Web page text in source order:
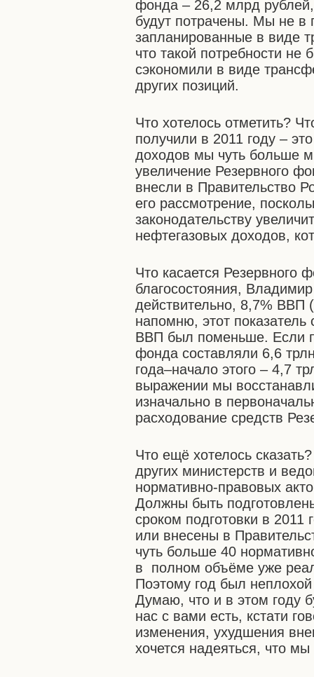
фонда – 26,2 млрд
будут потрачены. Мы не в
запланированные в виде
что такой потребности
сэкономили в виде
других позиций.
Что хотелось отметить?
получили в 2011 году –
доходов мы чуть больше
увеличение Резервного
внесли в Правительство
его рассмотрение,
законодательству
нефтегазовых доходов,
Что касается Резервного
благосостояния,
действительно, 8,7% ВВП
напомню, этот
ВВП был поменьше. Если
фонда составляли 6,6
года–начало этого – 4,7
выражении мы
изначально в
расходование средств
Что ещё хотелось
других министерств и
нормативно-правовых
Должны быть
сроком подготовки в 2011
или внесены в
чуть больше 40
в полном объёме уже
Поэтому год был
Думаю, что и в этом году
нас с вами есть, кстати
изменения, ухудшения
хочется надеяться, что